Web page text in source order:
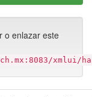
o enlazar este
xmlui/